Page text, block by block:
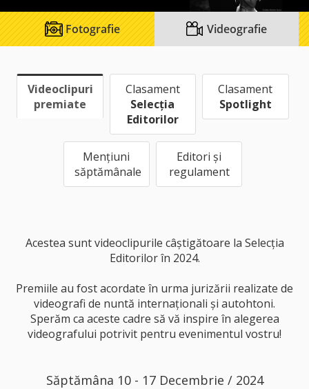
Fotografie Videografie
Videoclipuri
premiate
Clasament
Selecția
Editorilor
Clasament
Spotlight
Mențiuni
săptămânale
Editori și
regulament
Acestea sunt videoclipurile câștigătoare la Selecția
Editorilor în 2024.
Premiile au fost acordate în urma jurizării realizate de
videografi de nuntă internaționali și autohtoni.
Sperăm ca aceste cadre să vă inspire în alegerea
videografului potrivit pentru evenimentul vostru!
Săptămâna 10 - 17 Decembrie / 2024